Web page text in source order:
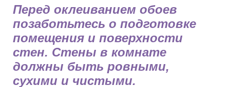
Перед оклеиванием обоев
позаботьтесь о подготовке
помещения и поверхности
стен. Стены в комнате
должны быть ровными,
сухими и чистыми.